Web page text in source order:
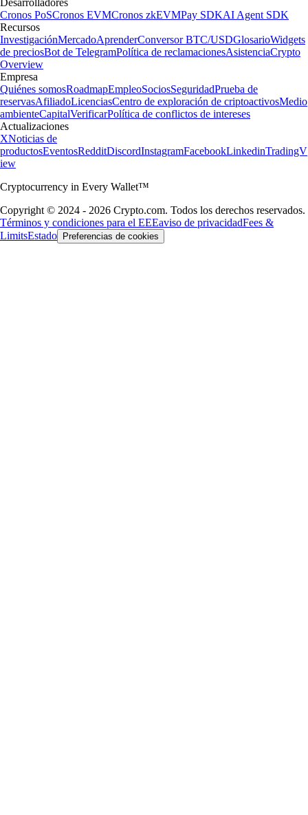
Desarrolladores
Cronos PoSCronos EVMCronos zkEVMPay SDKAI Agent SDK
Recursos
InvestigaciónMercadoAprenderConversor BTC/USDGlosarioWidgets
de preciosBot de TelegramPolítica de reclamacionesAsistenciaCrypto
Overview
Empresa
Quiénes somosRoadmapEmpleoSociosSeguridadPrueba de
reservasAfiliadoLicenciasCentro de exploración de criptoactivosMedio
ambienteCapitalVerificarPolítica de conflictos de intereses
Actualizaciones
XNoticias de
productosEventosRedditDiscordInstagramFacebookLinkedinTradingV
iew
Cryptocurrency in Every Wallet™
Copyright © 2024 - 2026 Crypto.com. Todos los derechos reservados.
Términos y condiciones para el EEEaviso de privacidadFees &
LimitsEstado Preferencias de cookies